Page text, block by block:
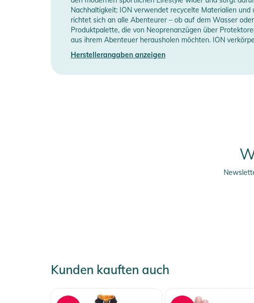
Erscheinungsjahr 2025
Nachhaltigkeit: ION verwendet recycelte Materialien
richtet sich an alle Abenteurer – ob auf dem Wasser
Produktpalette, die von Neoprenanzügen über
aus ihrem Abenteuer herausholen möchten. ION
Herstellerangaben anzeigen
Kunden kauften auch